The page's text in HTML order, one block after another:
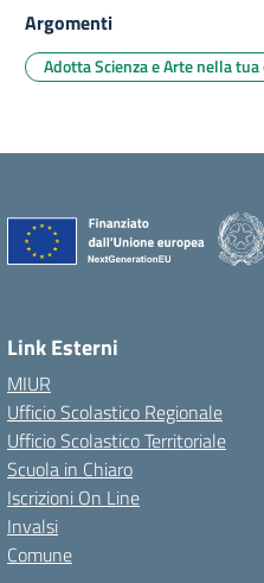
Argomenti
Adotta Scienza e Arte nella
Link Esterni
MIUR
Ufficio Scolastico Regionale
Ufficio Scolastico Territoriale
Scuola in Chiaro
Iscrizioni On Line
Invalsi
Comune